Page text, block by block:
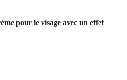
pour le visage avec un effet